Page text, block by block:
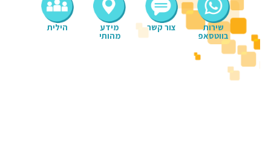
הילית מידע
מהותי
צור קשר שירות
בווטסאפ